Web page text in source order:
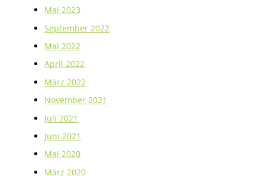
Mai 2023
September 2022
Mai 2022
April 2022
März 2022
November 2021
Juli 2021
Juni 2021
Mai 2020
März 2020